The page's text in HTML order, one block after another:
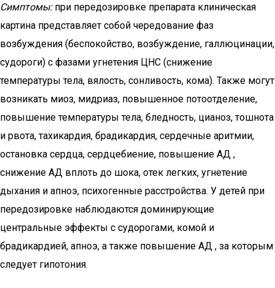
Симптомы:при передозировке препарата клиническая
картина представляет собой чередование фаз
возбуждения (беспокойство, возбуждение, галлюцинации,
судороги) с фазами угнетения ЦНС (снижение
температуры тела, вялость, сонливость, кома). Также могут
возникать миоз, мидриаз, повышенное потоотделение,
повышение температуры тела, бледность, цианоз, тошнота
и рвота, тахикардия, брадикардия, сердечные аритмии,
остановка сердца, сердцебиение, повышение АД ,
снижение АД вплоть до шока, отек легких, угнетение
дыхания и апноэ, психогенные расстройства. У детей при
передозировке наблюдаются доминирующие
центральные эффекты с судорогами, комой и
брадикардией, апноэ, а также повышение АД , за которым
следует гипотония.